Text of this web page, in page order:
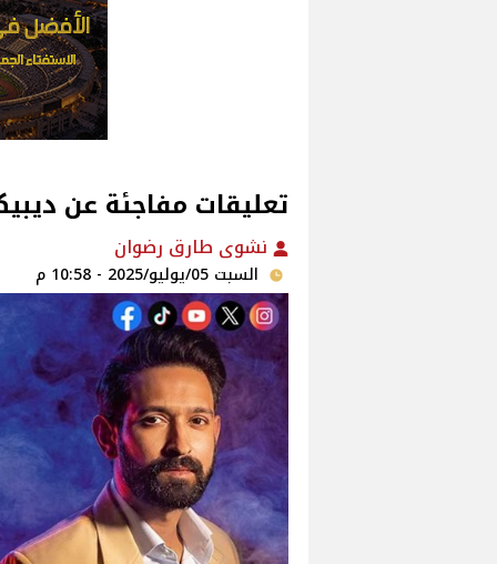
تعليقات مفاجئة عن
نشوى طارق رضوان
السبت 05/يوليو/2025 - 10:58 م